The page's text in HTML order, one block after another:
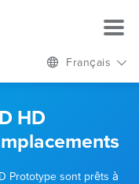
Français
HD
Prototype sont prêts à